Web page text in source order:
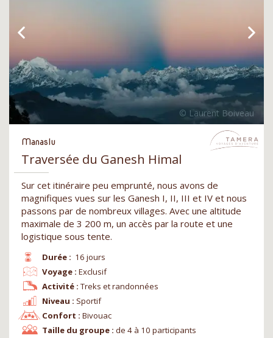
Manaslu
Traversée du Ganesh Himal
Sur cet itinéraire peu emprunté, nous avons de
magnifiques vues sur les Ganesh I, II, III et IV et nous
passons par de nombreux villages. Avec une altitude
maximale de 3 200 m, un accès par la route et une
logistique sous tente.
Durée : 16 jours
Niveau : Sportif
Voyage : Exclusif
Confort : Bivouac
Activité : Treks et randonnées
Taille du groupe : de 4 à 10 participants